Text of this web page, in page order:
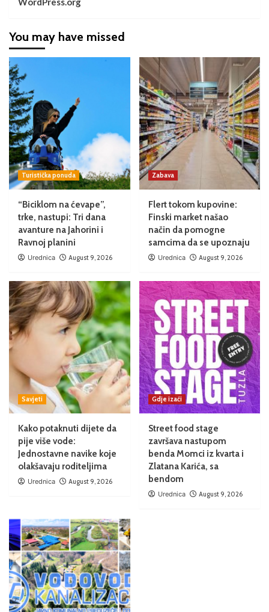
You may have missed
Turistička ponuda
“Biciklom na ćevape”,
trke, nastupi: Tri dana
avanture na Jahorini i
Ravnoj planini
Urednica August 9, 2026
Zabava
Flert tokom kupovine:
Finski market našao
način da pomogne
samcima da se upoznaju
Urednica August 9, 2026
Savjeti
Kako potaknuti dijete da
pije više vode:
Jednostavne navike koje
olakšavaju roditeljima
Urednica August 9, 2026
Gdje izaći
Street food stage
završava nastupom
benda Momci iz kvarta i
Zlatana Karića, sa
bendom
Urednica August 9, 2026